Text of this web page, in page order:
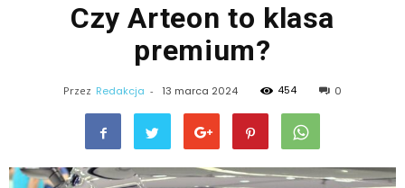
Czy Arteon to klasa
premium?
Przez Redakcja - 13 marca 2024 454 0